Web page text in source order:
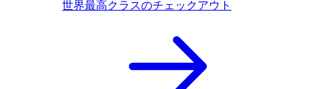
世界最高クラスのチェックアウト